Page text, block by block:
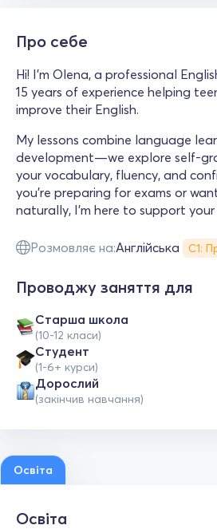
Про себе
Hi! I'm Olena, a professional
15 years of experience helping
improve their English.
My lessons combine language
development—we explore self-
your vocabulary, fluency, and
you're preparing for exams or
naturally, I’m here to support your
Розмовляє на:Англійська С1:
Проводжу заняття для
Старша школа
(10-12 класи)
Студент
(1-6+ курси)
Дорослий
(закінчив навчання)
Освіта
Освіта